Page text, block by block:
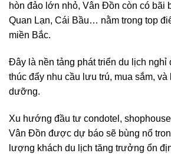
hòn đảo lớn nhỏ, Vân Đồn còn có bãi
Quan Lạn, Cái Bầu… nằm trong top
miền Bắc.
Đây là nền tảng phát triển du lịch
thúc đẩy nhu cầu lưu trú, mua sắm, và
dưỡng.
Xu hướng đầu tư condotel,
Vân Đồn được dự báo sẽ bùng nổ
lượng khách du lịch tăng trưởng ổn